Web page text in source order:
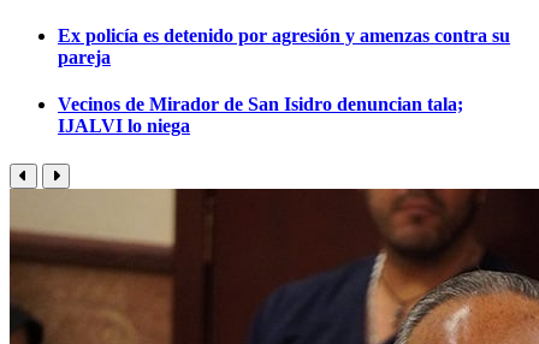
Ex policía es detenido por agresión y amenzas contra su
pareja
Vecinos de Mirador de San Isidro denuncian tala;
IJALVI lo niega